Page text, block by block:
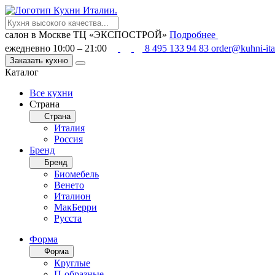
салон в Москве ТЦ «ЭКСПОСТРОЙ» Подробнее
ежедневно 10:00 – 21:00
8 495 133 94 83 order@kuhni-
Заказать кухню
Каталог
Все кухни
Страна
Страна
Италия
Россия
Бренд
Бренд
Биомебель
Венето
Италион
МакБерри
Русста
Форма
Форма
Круглые